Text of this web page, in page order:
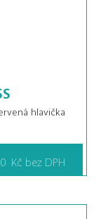
hlavička
Kč bez DPH